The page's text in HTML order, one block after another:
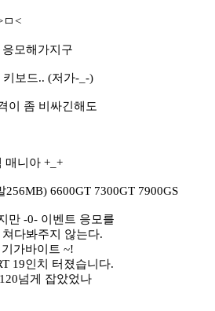
ㅁ<
모해가지구
보드.. (저가-_-)
이 좀 비싸긴해도
매니아 +_+
6600GT 7300GT 7900GS
만 -0- 이벤트 응모를
다봐주지 않는다.
가바이트 ~!
19인치 터졌습니다.
넘게 잡았었나